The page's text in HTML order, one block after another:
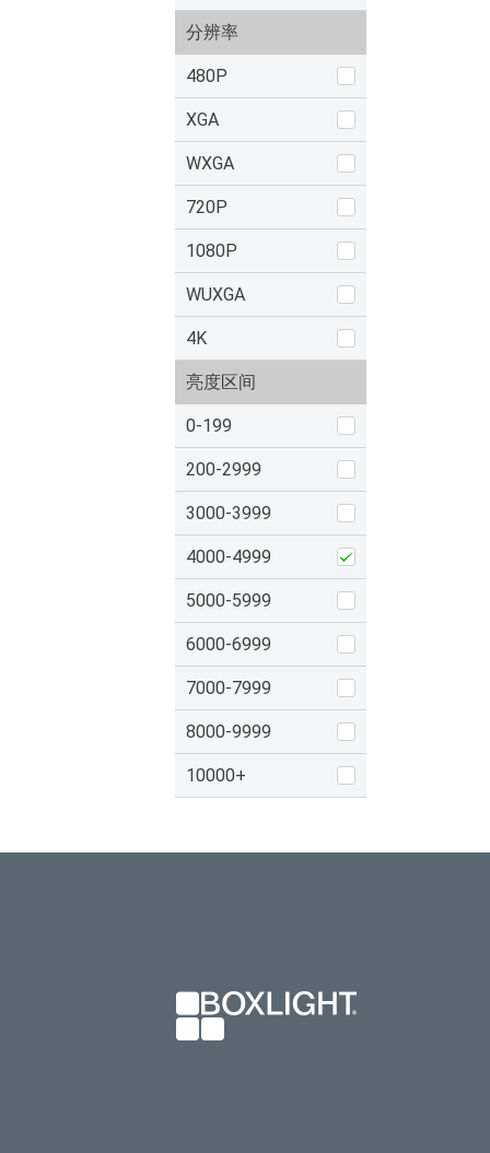
分辨率
480P
XGA
WXGA
720P
1080P
WUXGA
4K
亮度区间
0-199
200-2999
3000-3999
4000-4999
5000-5999
6000-6999
7000-7999
8000-9999
10000+